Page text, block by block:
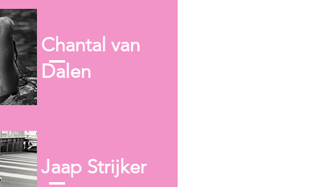
Chantal van
Dalen
Jaap Strijker